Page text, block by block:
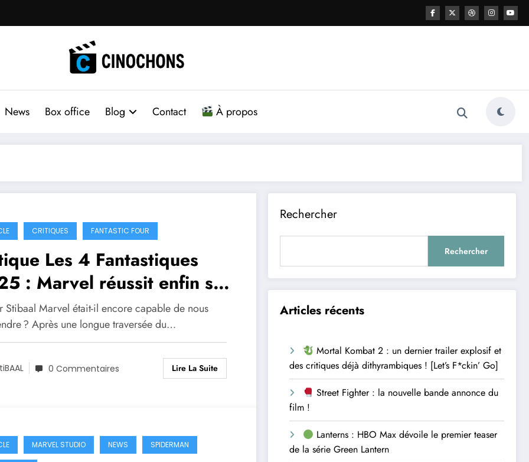
News Box office Blog Contact À propos
CRITIQUES FANTASTIC FOUR
Les 4 Fantastiques
: Marvel réussit enfin son
rétrofuturiste
Marvel était-il encore capable de nous
? Après une longue traversée du…
0 Commentaires Lire La Suite
MARVEL STUDIO NEWS SPIDERMAN
Rechercher
Rechercher
Articles récents
Mortal Kombat 2 : un dernier trailer explosif et
des critiques déjà dithyrambiques ! [Let’s F*ckin’ Go]
Street Fighter : la nouvelle bande annonce du
film !
Lanterns : HBO Max dévoile le premier teaser
de la série Green Lantern